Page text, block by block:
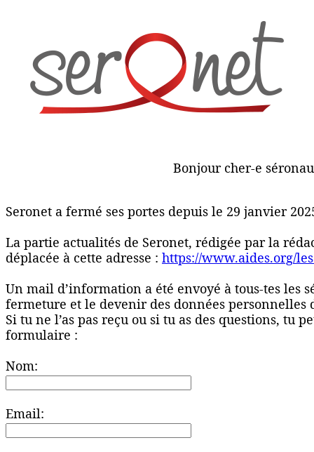
Bonjour cher-e
Seronet a fermé ses portes depuis le 29 janvier
La partie actualités de Seronet, rédigée par la
déplacée à cette adresse : https://www.aides.org/
Un mail d’information a été envoyé à tous-tes les
fermeture et le devenir des données personnelles
Si tu ne l’as pas reçu ou si tu as des questions, tu
formulaire :
Nom:
Email: